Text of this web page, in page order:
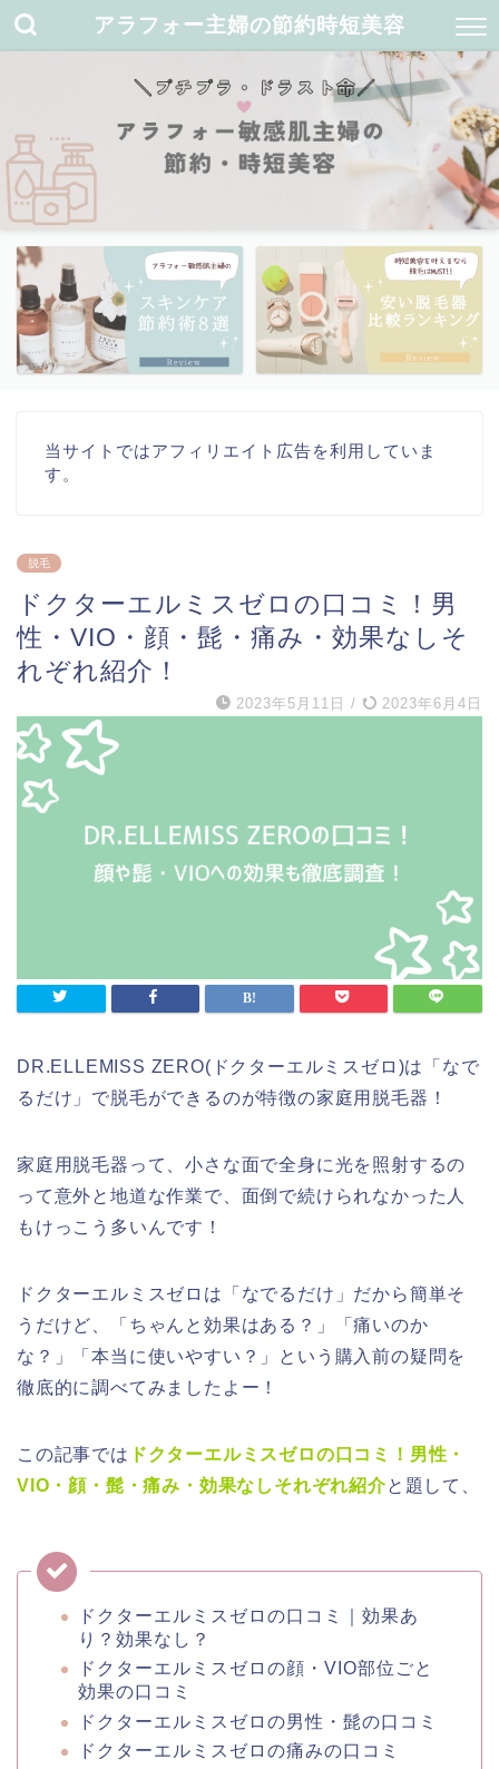
アラフォー主婦の節約時短美容
当サイトではアフィリエイト広告を利用していま
す。
脱毛
ドクターエルミスゼロの口コミ！男
性・VIO・顔・髭・痛み・効果なしそ
れぞれ紹介！
2023年5月11日 / 2023年6月4日
DR.ELLEMISS ZERO(ドクターエルミスゼロ)は「なで
るだけ」で脱毛ができるのが特徴の家庭用脱毛器！
家庭用脱毛器って、小さな面で全身に光を照射するの
って意外と地道な作業で、面倒で続けられなかった人
もけっこう多いんです！
ドクターエルミスゼロは「なでるだけ」だから簡単そ
うだけど、「ちゃんと効果はある？」「痛いのか
な？」「本当に使いやすい？」という購入前の疑問を
徹底的に調べてみましたよー！
この記事では ドクターエルミスゼロの口コミ！男性・
VIO・顔・髭・痛み・効果なしそれぞれ紹介と題して、
ドクターエルミスゼロの口コミ｜効果あ
り？効果なし？
ドクターエルミスゼロの顔・VIO部位ごと
効果の口コミ
ドクターエルミスゼロの男性・髭の口コミ
ドクターエルミスゼロの痛みの口コミ